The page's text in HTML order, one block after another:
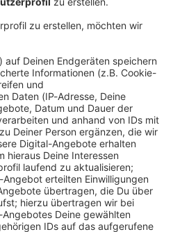
dem Laufenden